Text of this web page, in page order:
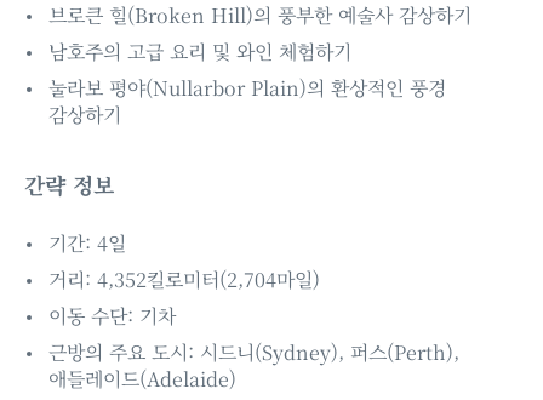
브로큰 힐(Broken Hill)의 풍부한 예술사 감상하기
남호주의 고급 요리 및 와인 체험하기
눌라보 평야(Nullarbor Plain)의 환상적인 풍경
감상하기
간략 정보
기간: 4일
거리: 4,352킬로미터(2,704마일)
이동 수단: 기차
근방의 주요 도시: 시드니(Sydney), 퍼스(Perth),
애들레이드(Adelaide)